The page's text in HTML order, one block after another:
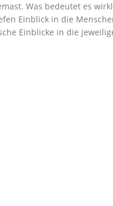
Was bedeutet es
Einblick in die
Einblicke in die